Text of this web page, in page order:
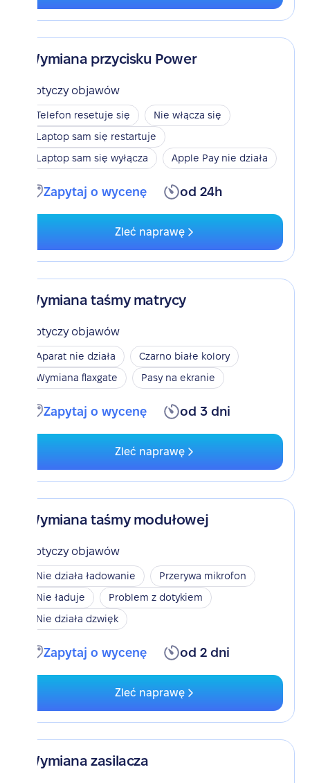
Wymiana przycisku Power
Dotyczy objawów
Telefon resetuje się
Nie włącza się
Laptop sam się restartuje
Laptop sam się wyłącza
Apple Pay nie działa
Zapytaj o wycenę od 24h
Zleć naprawę
Wymiana taśmy matrycy
Dotyczy objawów
Aparat nie działa
Czarno białe kolory
Wymiana flaxgate
Pasy na ekranie
Zapytaj o wycenę od 3 dni
Zleć naprawę
Wymiana taśmy modułowej
Dotyczy objawów
Nie działa ładowanie
Przerywa mikrofon
Nie ładuje
Problem z dotykiem
Nie działa dzwięk
Zapytaj o wycenę od 2 dni
Zleć naprawę
Wymiana zasilacza